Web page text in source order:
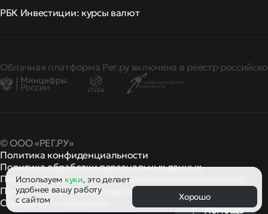
РБК Инвестиции: курсы валют
Облачная платформа Рег.ру включена в реестр
© ООО «РЕГ.РУ»
Политика конфиденциальности
Политика обработки персональных данных
Правила применения рекомендательных технологий
Правила пользованияи другие
правила и политики
Сообщить о нарушении
Используем куки, это делает
удобнее вашу работу
с сайтом
Хорошо
Помощь